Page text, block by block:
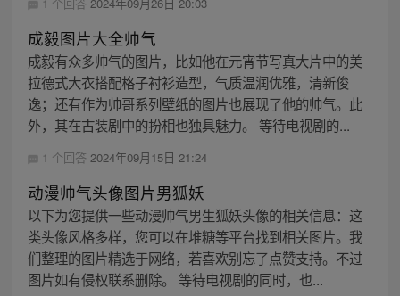
成毅图片大全帅气
成毅有众多帅气的图片，比如他在元宵节写真大片中的美
拉德式大衣搭配格子衬衫造型，气质温润优雅，清新俊
逸；还有作为帅哥系列壁纸的图片也展现了他的帅气。此
外，其在古装剧中的扮相也独具魅力。 等待电视剧的...
1 个回答 2024年09月15日 21:24
动漫帅气头像图片男狐妖
以下为您提供一些动漫帅气男生狐妖头像的相关信息：这
类头像风格多样，您可以在堆糖等平台找到相关图片。我
们整理的图片精选于网络，若喜欢别忘了点赞支持。不过
图片如有侵权联系删除。 等待电视剧的同时，也...